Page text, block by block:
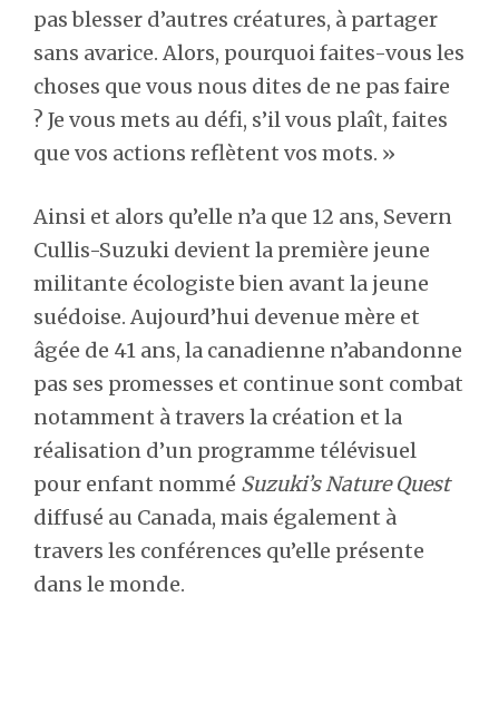
pas blesser d’autres créatures, à partager
sans avarice. Alors, pourquoi faites-vous les
choses que vous nous dites de ne pas faire
? Je vous mets au défi, s’il vous plaît, faites
que vos actions reflètent vos mots. »
Ainsi et alors qu’elle n’a que 12 ans, Severn
Cullis-Suzuki devient la première jeune
militante écologiste bien avant la jeune
suédoise. Aujourd’hui devenue mère et
âgée de 41 ans, la canadienne n’abandonne
pas ses promesses et continue sont combat
notamment à travers la création et la
réalisation d’un programme télévisuel
pour enfant nommé Suzuki’s Nature Quest
diffusé au Canada, mais également à
travers les conférences qu’elle présente
dans le monde.